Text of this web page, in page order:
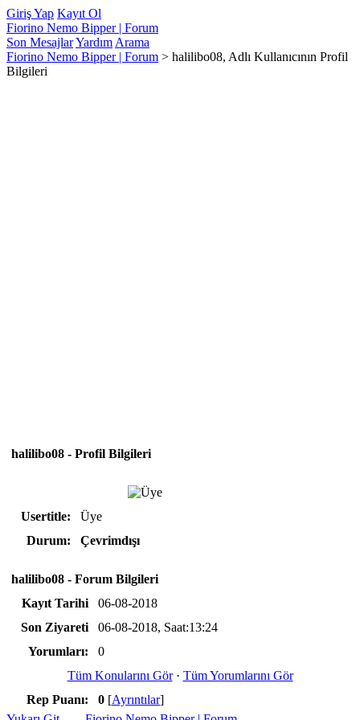
Giriş Yap Kayıt Ol
Fiorino Nemo Bipper | Forum
Son MesajlarYardım Arama
Fiorino Nemo Bipper | Forum > halilibo08, Adlı Kullanıcının Profil
Bilgileri
halilibo08 - Profil Bilgileri
Usertitle:
Üye
Durum:
Çevrimdışı
halilibo08 - Forum Bilgileri
Kayıt Tarihi
06-08-2018
Son Ziyareti
06-08-2018, Saat:13:24
Yorumları:
0
Tüm Konularını Gör· Tüm Yorumlarını Gör
Rep Puanı:
0 [Ayrıntılar]